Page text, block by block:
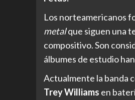
Los norteamericanos
metalque siguen una
compositivo. Son
álbumes de estudio
Actualmente la banda
Trey Williams en